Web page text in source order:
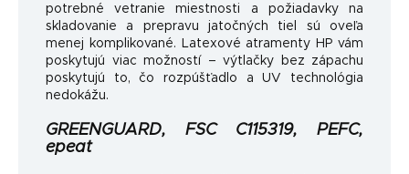
potrebné vetranie miestnosti a požiadavky na
skladovanie a prepravu jatočných tiel sú oveľa
menej komplikované. Latexové atramenty HP vám
poskytujú viac možností – výtlačky bez zápachu
poskytujú to, čo rozpúšťadlo a UV technológia
nedokážu.
GREENGUARD, FSC C115319, PEFC,
epeat